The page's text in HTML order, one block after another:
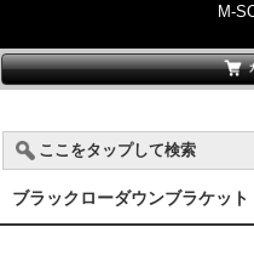
M-
ここをタップして検索
ブラックローダウンブラケッ